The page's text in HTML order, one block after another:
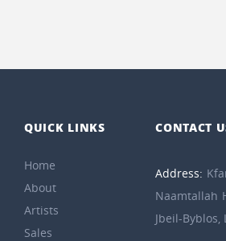
QUICK LINKS
Home
About
Artists
Sales
CONTACT
Address:
Naamtallah
Jbeil-Byblos,